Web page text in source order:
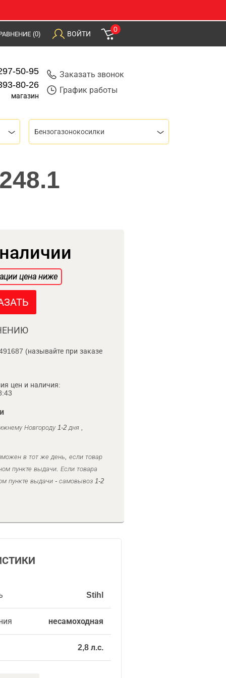
(0) ВОЙТИ
0
50-95
80-26
магазин
Заказать звонок
График работы
Бензогазонокосилки
цена ниже
(называйте при заказе
цен и наличия:
Новгороду 1-2 дня ,
в тот же день, если товар
пункте выдачи. Если товара
пункте выдачи - самовывоз 1-2
Stihl
несамоходная
2,8 л.с.